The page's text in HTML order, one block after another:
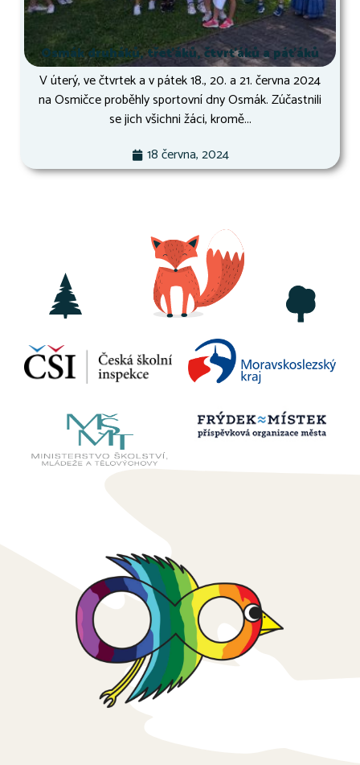
Osmák druháků, třeťáků, čtvrťáků a páťáků
V úterý, ve čtvrtek a v pátek 18., 20. a 21. června 2024
na Osmičce proběhly sportovní dny Osmák. Zúčastnili
se jich všichni žáci, kromě...
18 června, 2024